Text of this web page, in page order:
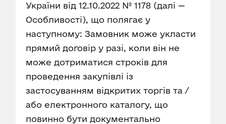
України від 12.10.2022 № 1178 (далі —
Особливості), що полягає у
наступному: Замовник може укласти
прямий договір у разі, коли він не
може дотриматися строків для
проведення закупівлі із
застосуванням відкритих торгів та /
або електронного каталогу, що
повинно бути документально